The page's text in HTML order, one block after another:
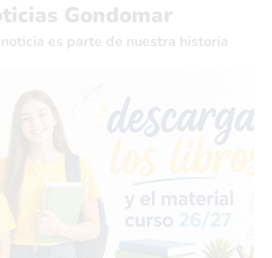
Gondomar
es parte de nuestra historia